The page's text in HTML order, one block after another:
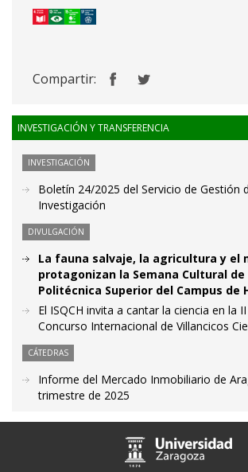
Compartir:
INVESTIGACIÓN Y TRANSFERENCIA
INVESTIGACIÓN
Boletín 24/2025 del Servicio de Gestión
Investigación
DIVULGACIÓN
La fauna salvaje, la agricultura y el
protagonizan la Semana Cultural de
Politécnica Superior del Campus de
El ISQCH invita a cantar la ciencia en la
Concurso Internacional de Villancicos
CÁTEDRAS
Informe del Mercado Inmobiliario de
trimestre de 2025